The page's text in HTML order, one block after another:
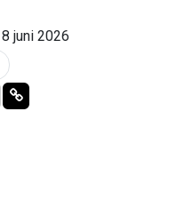
juni 2026
op Whatsapp
via Mail
Delen via link